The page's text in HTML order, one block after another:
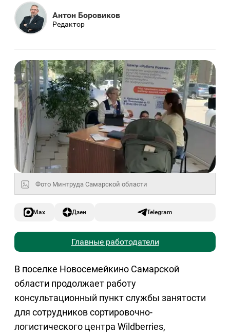
Антон Боровиков
Редактор
Фото Минтруда Самарской области
Max Дзен Telegram
Главные работодатели
В поселке Новосемейкино Самарской
области продолжает работу
консультационный пункт службы занятости
для сотрудников сортировочно-
логистического центра Wildberries,